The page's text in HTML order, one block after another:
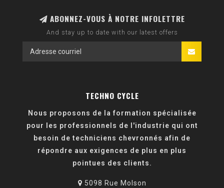
ABONNEZ-VOUS À NOTRE INFOLETTRE
And stay up to date with our latest offers
TECHNO CYCLE
Nous proposons de la formation spécialisée
pour les professionnels de l'industrie qui ont
besoin de techniciens chevronnés afin de
répondre aux exigences de plus en plus
pointues des clients.
5098 Rue Molson